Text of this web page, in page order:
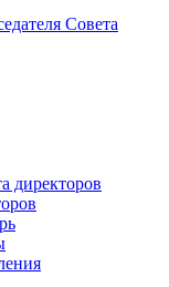
Совета
директоров